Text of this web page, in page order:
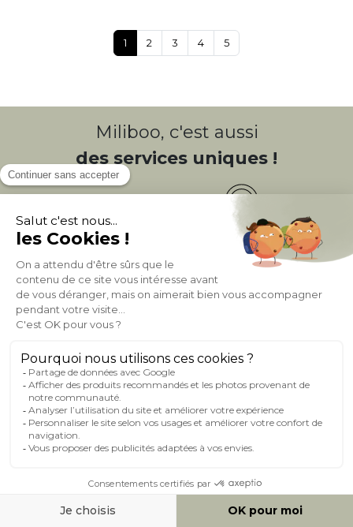
1 2 3 4 5
Miliboo, c'est aussi
des services uniques !
LivraisonGratuite
Fidélité
récompensée
Expéditionen
24/72h
0 805 14 44 44
AIDE & CONTACT